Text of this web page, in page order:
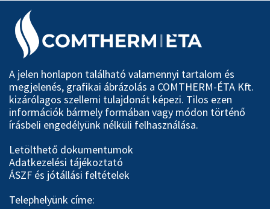
A jelen honlapon található valamennyi tartalom és
megjelenés, grafikai ábrázolás a COMTHERM-ÉTA Kft.
kizárólagos szellemi tulajdonát képezi. Tilos ezen
információk bármely formában vagy módon történő
írásbeli engedélyünk nélküli felhasználása.
Letölthető dokumentumok
Adatkezelési tájékoztató
ÁSZF és jótállási feltételek
Telephelyünk címe: